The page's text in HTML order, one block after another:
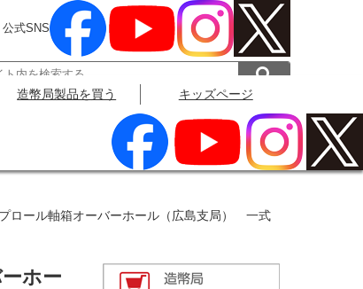
公式SNS
造幣局製品を買う キッズページ
ロール軸箱オーバーホール（広島支局） 一式
ホー